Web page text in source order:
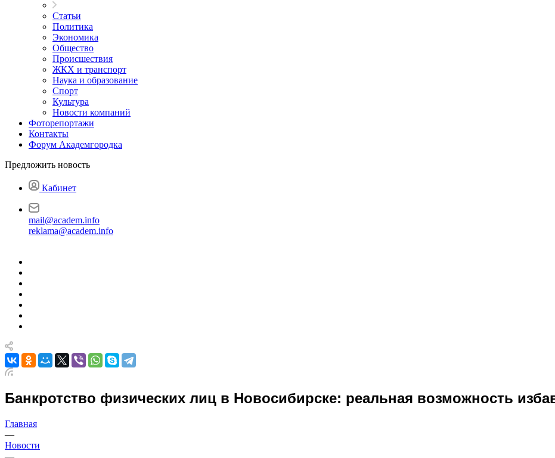
Статьи
Политика
Экономика
Общество
Происшествия
ЖКХ и транспорт
Наука и образование
Спорт
Культура
Новости компаний
Фоторепортажи
Контакты
Форум Академгородка
Предложить новость
Кабинет
mail@academ.info
reklama@academ.info
Банкротство физических лиц в Новосибирске: реальная возможность
Главная
—
Новости
—